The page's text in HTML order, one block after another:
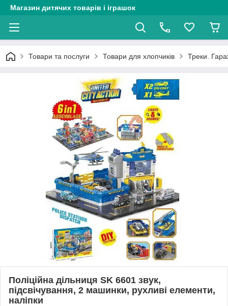
Магазин дитячих товарів і іграшок
Товари та послуги Товари для хлопчиків Треки.
Поліційна дільниця SK 6601 звук,
підсвічування, 2 машинки, рухливі елементи,
наліпки